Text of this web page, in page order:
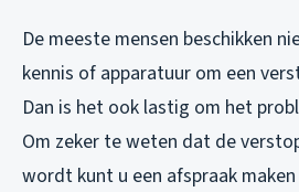
De meeste mensen beschikken
kennis of apparatuur om een
Dan is het ook lastig om het
Om zeker te weten dat de
wordt kunt u een afspraak